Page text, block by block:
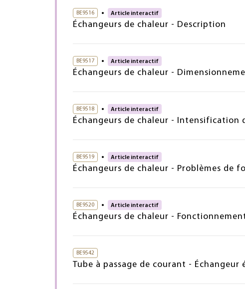
BE9516 Article interactif
Échangeurs de chaleur - Description
BE9517 Article interactif
Échangeurs de chaleur -
BE9518 Article interactif
Échangeurs de chaleur - Intensification
BE9519 Article interactif
Échangeurs de chaleur - Problèmes de
BE9520 Article interactif
Échangeurs de chaleur -
BE9542
Tube à passage de courant - Échangeur